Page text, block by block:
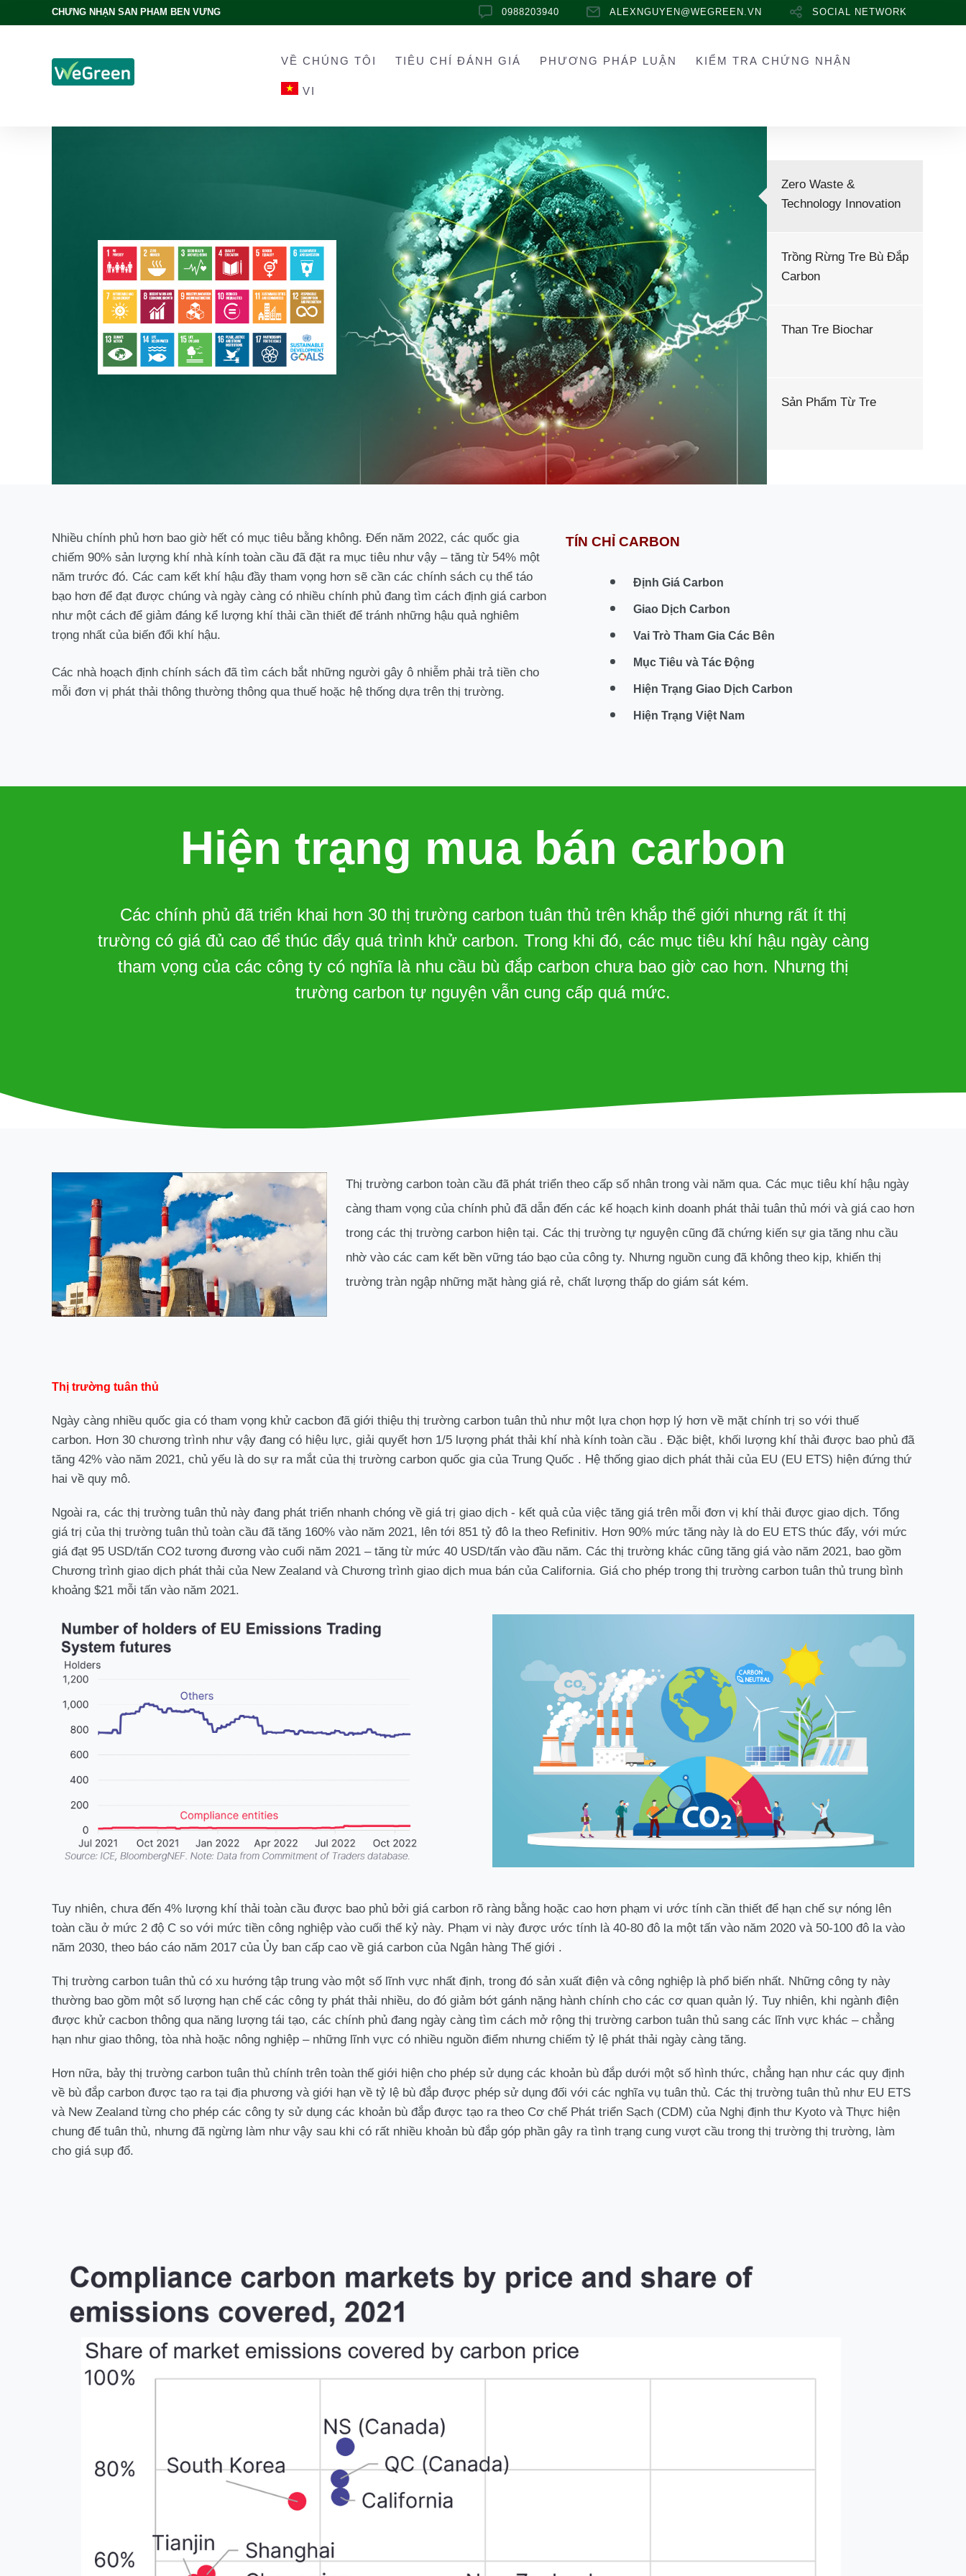
CHỨNG NHẬN SẢN PHẨM BỀN VỮNG 0988203940 ALEXNGUYEN@WEGREEN.VN SOCIAL NETWORK
VỀ CHÚNG TÔI TIÊU CHÍ ĐÁNH GIÁ PHƯƠNG PHÁP LUẬN KIỂM TRA CHỨNG NHẬN
VI
Zero Waste &
Technology Innovation
Trồng Rừng Tre Bù Đắp
Carbon
Than Tre Biochar
Sản Phẩm Từ Tre
Nhiều chính phủ hơn bao giờ hết có mục tiêu bằng không. Đến năm 2022, các quốc gia
chiếm 90% sản lượng khí nhà kính toàn cầu đã đặt ra mục tiêu như vậy – tăng từ 54% một
năm trước đó. Các cam kết khí hậu đầy tham vọng hơn sẽ cần các chính sách cụ thể táo
bạo hơn để đạt được chúng và ngày càng có nhiều chính phủ đang tìm cách định giá carbon
như một cách để giảm đáng kể lượng khí thải cần thiết để tránh những hậu quả nghiêm
trọng nhất của biến đổi khí hậu.
Các nhà hoạch định chính sách đã tìm cách bắt những người gây ô nhiễm phải trả tiền cho
mỗi đơn vị phát thải thông thường thông qua thuế hoặc hệ thống dựa trên thị trường.
TÍN CHỈ CARBON
Định Giá Carbon
Giao Dịch Carbon
Vai Trò Tham Gia Các Bên
Mục Tiêu và Tác Động
Hiện Trạng Giao Dịch Carbon
Hiện Trạng Việt Nam
Hiện trạng mua bán carbon
Các chính phủ đã triển khai hơn 30 thị trường carbon tuân thủ trên khắp thế giới nhưng rất ít thị
trường có giá đủ cao để thúc đẩy quá trình khử carbon. Trong khi đó, các mục tiêu khí hậu ngày càng
tham vọng của các công ty có nghĩa là nhu cầu bù đắp carbon chưa bao giờ cao hơn. Nhưng thị
trường carbon tự nguyện vẫn cung cấp quá mức.
Thị trường carbon toàn cầu đã phát triển theo cấp số nhân trong vài năm qua. Các mục tiêu khí hậu ngày
càng tham vọng của chính phủ đã dẫn đến các kế hoạch kinh doanh phát thải tuân thủ mới và giá cao hơn
trong các thị trường carbon hiện tại. Các thị trường tự nguyện cũng đã chứng kiến ​​​​sự gia tăng nhu cầu
nhờ vào các cam kết bền vững táo bạo của công ty. Nhưng nguồn cung đã không theo kịp, khiến thị
trường tràn ngập những mặt hàng giá rẻ, chất lượng thấp do giám sát kém.
Thị trường tuân thủ
Ngày càng nhiều quốc gia có tham vọng khử cacbon đã giới thiệu thị trường carbon tuân thủ như một lựa chọn hợp lý hơn về mặt chính trị so với thuế
carbon. Hơn 30 chương trình như vậy đang có hiệu lực, giải quyết hơn 1/5 lượng phát thải khí nhà kính toàn cầu . Đặc biệt, khối lượng khí thải được bao phủ đã
tăng 42% vào năm 2021, chủ yếu là do sự ra mắt của thị trường carbon quốc gia của Trung Quốc . Hệ thống giao dịch phát thải của EU (EU ETS) hiện đứng thứ
hai về quy mô.
Ngoài ra, các thị trường tuân thủ này đang phát triển nhanh chóng về giá trị giao dịch - kết quả của việc tăng giá trên mỗi đơn vị khí thải được giao dịch. Tổng
giá trị của thị trường tuân thủ toàn cầu đã tăng 160% vào năm 2021, lên tới 851 tỷ đô la theo Refinitiv. Hơn 90% mức tăng này là do EU ETS thúc đẩy, với mức
giá đạt 95 USD/tấn CO2 tương đương vào cuối năm 2021 – tăng từ mức 40 USD/tấn vào đầu năm. Các thị trường khác cũng tăng giá vào năm 2021, bao gồm
Chương trình giao dịch phát thải của New Zealand và Chương trình giao dịch mua bán của California. Giá cho phép trong thị trường carbon tuân thủ trung bình
khoảng $21 mỗi tấn vào năm 2021.
Tuy nhiên, chưa đến 4% lượng khí thải toàn cầu được bao phủ bởi giá carbon rõ ràng bằng hoặc cao hơn phạm vi ước tính cần thiết để hạn chế sự nóng lên
toàn cầu ở mức 2 độ C so với mức tiền công nghiệp vào cuối thế kỷ này. Phạm vi này được ước tính là 40-80 đô la một tấn vào năm 2020 và 50-100 đô la vào
năm 2030, theo báo cáo năm 2017 của Ủy ban cấp cao về giá carbon của Ngân hàng Thế giới .
Thị trường carbon tuân thủ có xu hướng tập trung vào một số lĩnh vực nhất định, trong đó sản xuất điện và công nghiệp là phổ biến nhất. Những công ty này
thường bao gồm một số lượng hạn chế các công ty phát thải nhiều, do đó giảm bớt gánh nặng hành chính cho các cơ quan quản lý. Tuy nhiên, khi ngành điện
được khử cacbon thông qua năng lượng tái tạo, các chính phủ đang ngày càng tìm cách mở rộng thị trường carbon tuân thủ sang các lĩnh vực khác – chẳng
hạn như giao thông, tòa nhà hoặc nông nghiệp – những lĩnh vực có nhiều nguồn điểm nhưng chiếm tỷ lệ phát thải ngày càng tăng.
Hơn nữa, bảy thị trường carbon tuân thủ chính trên toàn thế giới hiện cho phép sử dụng các khoản bù đắp dưới một số hình thức, chẳng hạn như các quy định
về bù đắp carbon được tạo ra tại địa phương và giới hạn về tỷ lệ bù đắp được phép sử dụng đối với các nghĩa vụ tuân thủ. Các thị trường tuân thủ như EU ETS
và New Zealand từng cho phép các công ty sử dụng các khoản bù đắp được tạo ra theo Cơ chế Phát triển Sạch (CDM) của Nghị định thư Kyoto và Thực hiện
chung để tuân thủ, nhưng đã ngừng làm như vậy sau khi có rất nhiều khoản bù đắp góp phần gây ra tình trạng cung vượt cầu trong thị trường thị trường, làm
cho giá sụp đổ.